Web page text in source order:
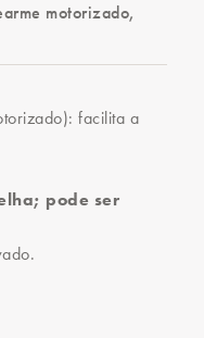
motorizado,
facilita a
pode ser